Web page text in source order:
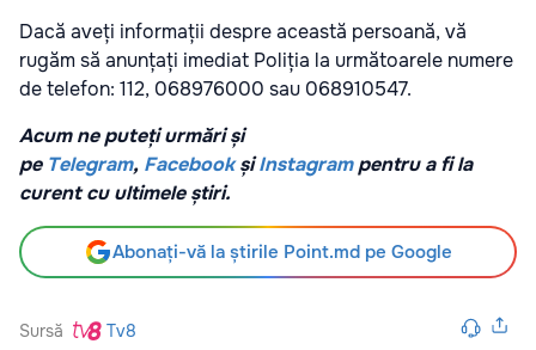
Dacă aveți informații despre această persoană, vă
rugăm să anunțați imediat Poliția la următoarele numere
de telefon: 112, 068976000 sau 068910547.
Acum ne puteți urmări și
pe Telegram, FacebookșiInstagrampentru a fi la
curent cu ultimele știri.
Abonați-vă la știrile Point.md pe Google
Sursă Tv8